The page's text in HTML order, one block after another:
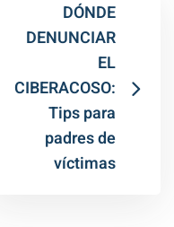
DÓNDE
DENUNCIAR
EL
CIBERACOSO:
Tips para
padres de
víctimas